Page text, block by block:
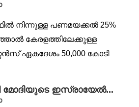
നിന്നുള്ള പണമയക്കൽ 25%
കേരളത്തിലേക്കുള്ള
ഏകദേശം 50,000 കോടി
ഇസ്രായേൽ...